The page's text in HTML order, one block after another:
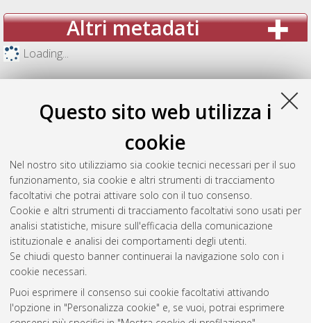
Questo sito web utilizza i
cookie
Nel nostro sito utilizziamo sia cookie tecnici necessari per il suo
funzionamento, sia cookie e altri strumenti di tracciamento
facoltativi che potrai attivare solo con il tuo consenso.
Cookie e altri strumenti di tracciamento facoltativi sono usati per
analisi statistiche, misure sull'efficacia della comunicazione
istituzionale e analisi dei comportamenti degli utenti.
Se chiudi questo banner continuerai la navigazione solo con i
cookie necessari.
Puoi esprimere il consenso sui cookie facoltativi attivando
l'opzione in "Personalizza cookie" e, se vuoi, potrai esprimere
Altri metadati
Loading...
Gestione del documento:
Atom
Rss 1.0